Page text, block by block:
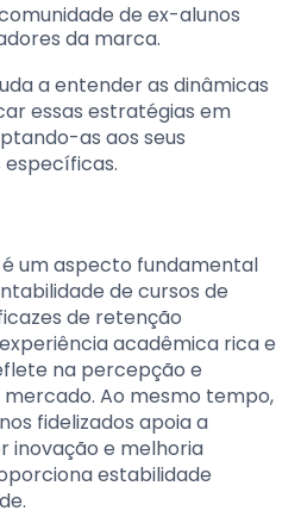
de ex-alunos
da marca.
a entender as dinâmicas
essas estratégias em
as aos seus
um aspecto fundamental
de cursos de
de retenção
acadêmica rica e
na percepção e
Ao mesmo tempo,
fidelizados apoia a
inovação e melhoria
estabilidade